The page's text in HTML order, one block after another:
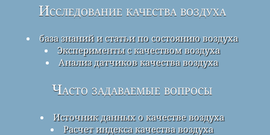
Исследование качества воздуха
база знаний и статьи по состоянию воздуха
Эксперименты с качеством воздуха
Анализ датчиков качества воздуха
Часто задаваемые вопросы
Источник данных о качестве воздуха
Расчет индекса качества воздуха